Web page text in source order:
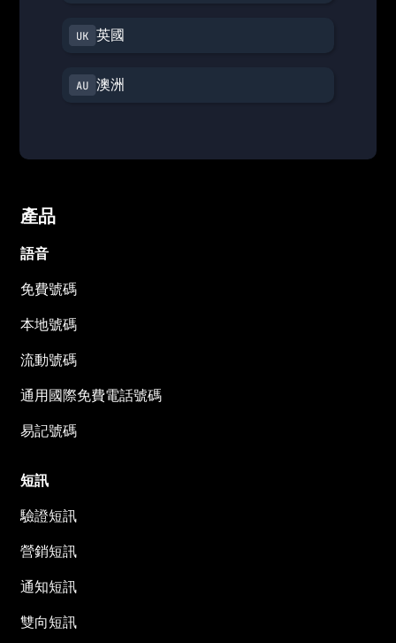
英國
澳洲
產品
語音
免費號碼
本地號碼
流動號碼
通用國際免費電話號碼
易記號碼
短訊
驗證短訊
營銷短訊
通知短訊
雙向短訊